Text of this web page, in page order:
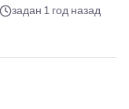
задан 1 год назад